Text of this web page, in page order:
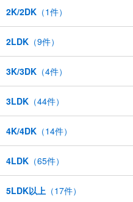
2K/2DK （1件）
2LDK （9件）
3K/3DK （4件）
3LDK （44件）
4K/4DK （14件）
4LDK （65件）
5LDK以上 （17件）